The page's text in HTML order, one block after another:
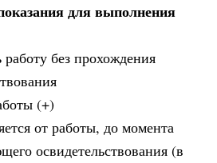
для выполнения
без прохождения
(+)
от работы, до момента
освидетельствования (в